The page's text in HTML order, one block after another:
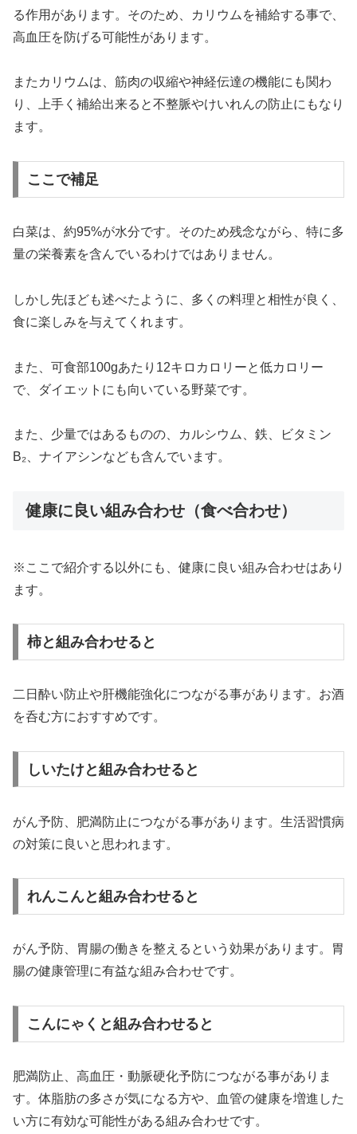
る作用があります。そのため、カリウムを補給する事で、
高血圧を防げる可能性があります。
またカリウムは、筋肉の収縮や神経伝達の機能にも関わ
り、上手く補給出来ると不整脈やけいれんの防止にもなり
ます。
ここで補足
白菜は、約95%が水分です。そのため残念ながら、特に多
量の栄養素を含んでいるわけではありません。
しかし先ほども述べたように、多くの料理と相性が良く、
食に楽しみを与えてくれます。
また、可食部100gあたり12キロカロリーと低カロリー
で、ダイエットにも向いている野菜です。
また、少量ではあるものの、カルシウム、鉄、ビタミン
B₂、ナイアシンなども含んでいます。
健康に良い組み合わせ（食べ合わせ）
※ここで紹介する以外にも、健康に良い組み合わせはあり
ます。
柿と組み合わせると
二日酔い防止や肝機能強化につながる事があります。お酒
を呑む方におすすめです。
しいたけと組み合わせると
がん予防、肥満防止につながる事があります。生活習慣病
の対策に良いと思われます。
れんこんと組み合わせると
がん予防、胃腸の働きを整えるという効果があります。胃
腸の健康管理に有益な組み合わせです。
こんにゃくと組み合わせると
肥満防止、高血圧・動脈硬化予防につながる事がありま
す。体脂肪の多さが気になる方や、血管の健康を増進した
い方に有効な可能性がある組み合わせです。